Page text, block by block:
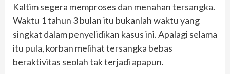
Kaltim segera memproses dan menahan tersangka.
Waktu 1 tahun 3 bulan itu bukanlah waktu yang
singkat dalam penyelidikan kasus ini. Apalagi selama
itu pula, korban melihat tersangka bebas
beraktivitas seolah tak terjadi apapun.